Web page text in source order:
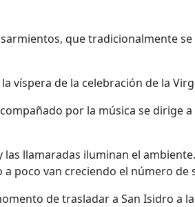
que tradicionalmente
víspera de la celebración de la
por la música se dirige
las llamaradas iluminan el
poco van creciendo el número
de trasladar a San Isidro a